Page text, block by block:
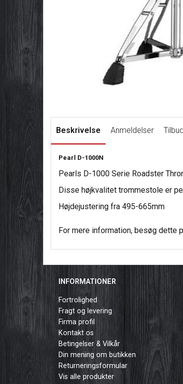
Beskrivelse Anmeldelser Tilbud
Pearl D-1000N
Pearls D-1000 Serie Roadster
Disse højkvalitet trommestole er
Højdejustering fra 495-665mm
For mere information, besøg dette
INFORMATIONER
Fortrolighed
Fragt og levering
Firma profil
Kontakt os
Betingelser & Vilkår
Din mening om butikken
Returneringsformular
Vis alle produkter